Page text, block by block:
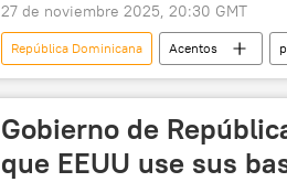
27 de noviembre 2025, 20:30 GMT
República Dominicana Acentos
EEUU
México Xiomara
Gobierno de
que EEUU use sus